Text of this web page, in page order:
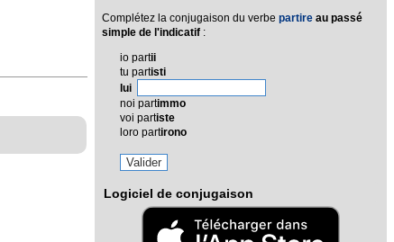
Complétez la conjugaison du verbe partire au passé
simple de l'indicatif :
io partii
tu partisti
lui
noi partimmo
voi partiste
loro partirono
Logiciel de conjugaison